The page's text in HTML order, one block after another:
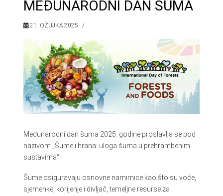
MEĐUNARODNI DAN ŠUMA
21. OŽUJKA 2025.
Međunarodni dan šuma 2025. godine proslavlja se pod
nazivom „Šume i hrana: uloga šuma u prehrambenim
sustavima“.
Šume osiguravaju osnovne namirnice kao što su voće,
sjemenke, korijenje i divljač, temeljne resurse za